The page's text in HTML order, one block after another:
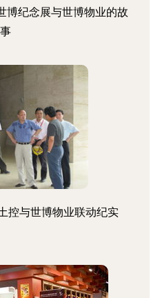
博纪念展与世博物业的故
事
控与世博物业联动纪实